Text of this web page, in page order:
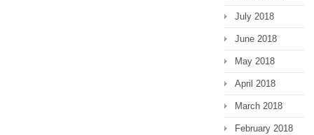
July 2018
June 2018
May 2018
April 2018
March 2018
February 2018